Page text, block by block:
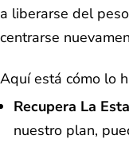
a liberarse del
centrarse
Aquí está cómo lo
Recupera La
nuestro plan,